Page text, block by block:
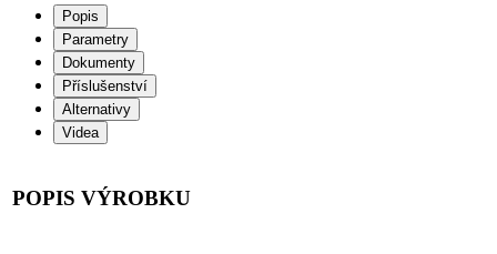
Popis
Parametry
Dokumenty
Příslušenství
Alternativy
Videa
POPIS VÝROBKU